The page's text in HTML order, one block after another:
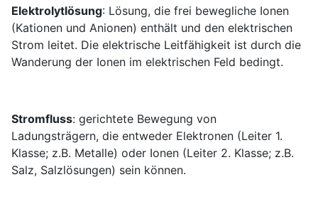
Elektrolytlösung: Lösung, die frei bewegliche Ionen
(Kationen und Anionen) enthält und den elektrischen
Strom leitet. Die elektrische Leitfähigkeit ist durch die
Wanderung der Ionen im elektrischen Feld bedingt.
Stromfluss: gerichtete Bewegung von
Ladungsträgern, die entweder Elektronen (Leiter 1.
Klasse; z.B. Metalle) oder Ionen (Leiter 2. Klasse; z.B.
Salz, Salzlösungen) sein können.